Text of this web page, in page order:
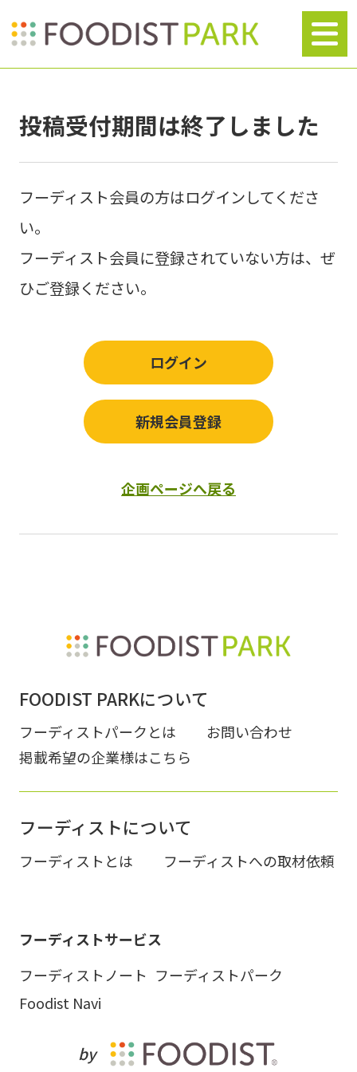
投稿受付期間は終了しました
フーディスト会員の方はログインしてくださ
い。
フーディスト会員に登録されていない方は、ぜ
ひご登録ください。
ログイン
新規会員登録
企画ページへ戻る
FOODIST PARKについて
フーディストパークとは
お問い合わせ
掲載希望の企業様はこちら
フーディストについて
フーディストとは フーディストへの取材依頼
フーディストサービス
フーディストノート フーディストパーク
Foodist Navi
by